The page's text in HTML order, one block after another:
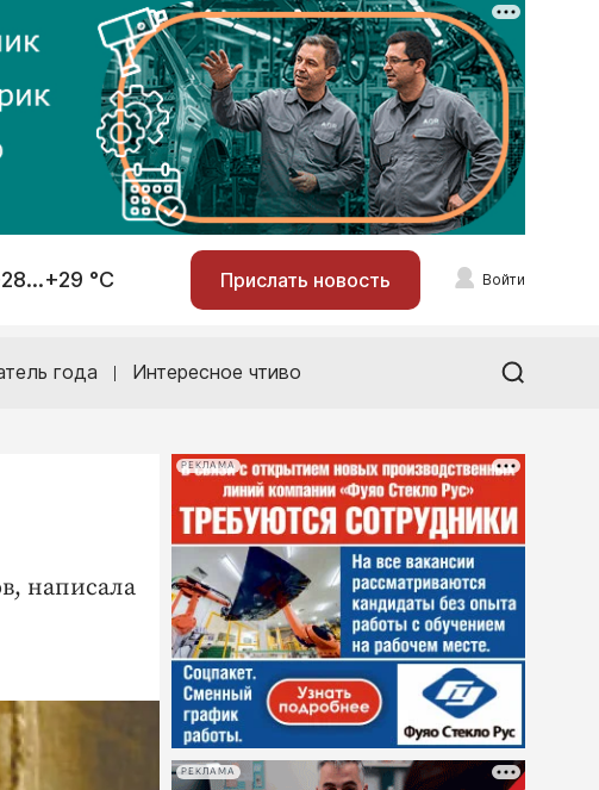
°С Прислать новость Войти
года Интересное чтиво
написала
РЕКЛАМА
РЕКЛАМА